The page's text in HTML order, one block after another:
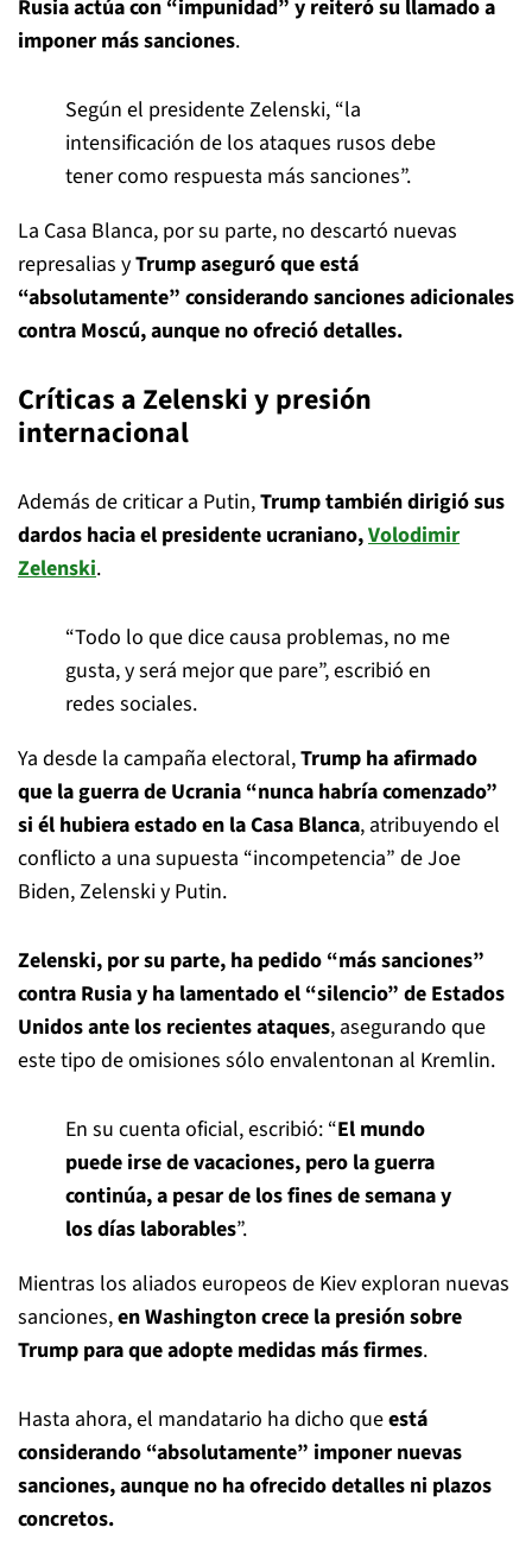
Rusia actúa con “impunidad” y reiteró su llamado a
imponer más sanciones.
Según el presidente Zelenski, “la
intensificación de los ataques rusos debe
tener como respuesta más sanciones”.
La Casa Blanca, por su parte, no descartó nuevas
represalias yTrump aseguró que está
“absolutamente” considerando sanciones adicionales
contra Moscú, aunque no ofreció detalles.
Críticas a Zelenski y presión
internacional
Además de criticar a Putin,Trump también dirigió sus
dardos hacia el presidente ucraniano,Volodimir
Zelenski.
“Todo lo que dice causa problemas, no me
gusta, y será mejor que pare”, escribió en
redes sociales.
Ya desde la campaña electoral,Trump ha afirmado
que la guerra de Ucrania “nunca habría comenzado”
si él hubiera estado en la Casa Blanca, atribuyendo el
conflicto a una supuesta “incompetencia” de Joe
Biden, Zelenski y Putin.
Zelenski, por su parte, ha pedido “más sanciones”
contra Rusia y ha lamentado el “silencio” de Estados
Unidos ante los recientes ataques, asegurando que
este tipo de omisiones sólo envalentonan al Kremlin.
En su cuenta oficial, escribió: “El mundo
puede irse de vacaciones, pero la guerra
continúa, a pesar de los fines de semana y
los días laborables”.
Mientras los aliados europeos de Kiev exploran nuevas
sanciones,en Washington crece la presión sobre
Trump para que adopte medidas más firmes.
Hasta ahora, el mandatario ha dicho queestá
considerando “absolutamente” imponer nuevas
sanciones, aunque no ha ofrecido detalles ni plazos
concretos.